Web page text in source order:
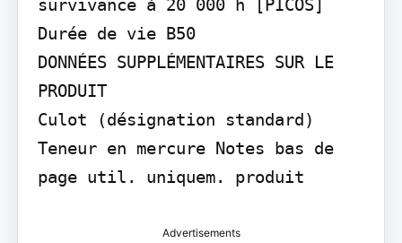
survivance à 20 000 h [PICOS]
Durée de vie B50
DONNÉES SUPPLÉMENTAIRES SUR LE
PRODUIT
Culot (désignation standard)
Teneur en mercure Notes bas de
page util. uniquem. produit
Advertisements